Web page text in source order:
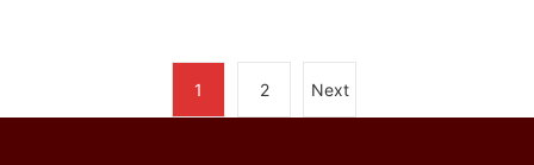
1 2 Next
Płytki i gres geometryczny: